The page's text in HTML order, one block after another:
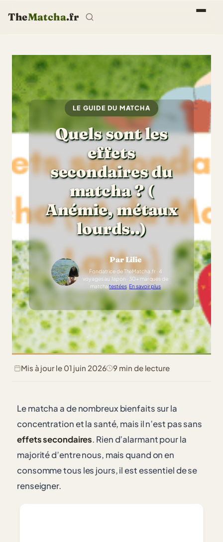
TheMatcha.fr
LE GUIDE DU MATCHA
Quels sont les
effets
secondaires du
matcha ? (
Anémie, métaux
lourds..)
Par Lilie
Fondatrice de TheMatcha.fr · 4
voyages au Japon · 30+ marques de
matchatestées· En savoir plus
Mis à jour le 01 juin 2026 9 min de lecture
Le matcha a de nombreux bienfaits sur la
concentration et la santé, mais il n’est pas sans
effets secondaires. Rien d’alarmant pour la
majorité d’entre nous, mais quand on en
consomme tous les jours, il est essentiel de se
renseigner.